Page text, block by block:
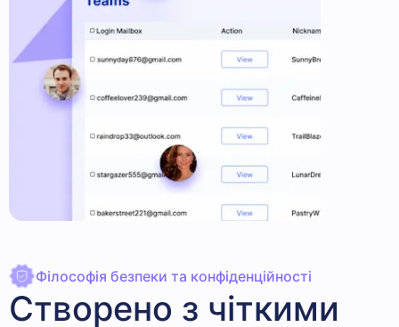
Філософія безпеки та конфіденційності
Створено з чіткими